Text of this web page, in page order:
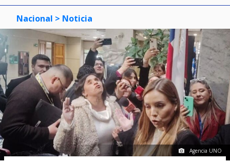
Nacional > Noticia
Agencia UNO